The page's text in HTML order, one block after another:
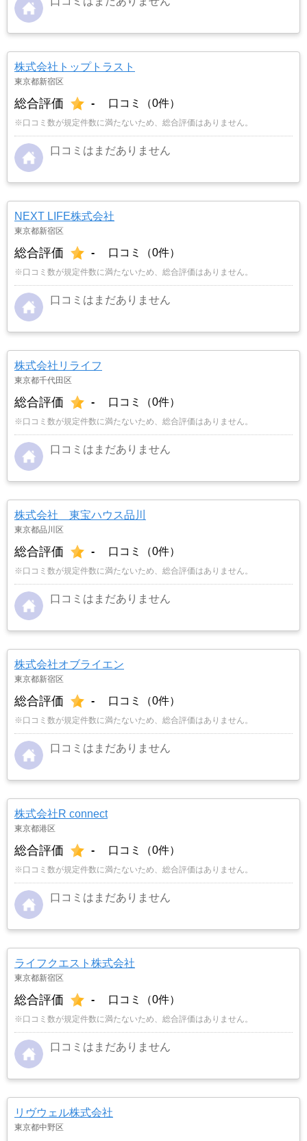
株式会社トップトラスト
東京都新宿区
総合評価 - 口コミ（0件）
※口コミ数が規定件数に満たないため、総合評価はありません。
口コミはまだありません
NEXT LIFE株式会社
東京都新宿区
総合評価 - 口コミ（0件）
※口コミ数が規定件数に満たないため、総合評価はありません。
口コミはまだありません
株式会社リライフ
東京都千代田区
総合評価 - 口コミ（0件）
※口コミ数が規定件数に満たないため、総合評価はありません。
口コミはまだありません
株式会社 東宝ハウス品川
東京都品川区
総合評価 - 口コミ（0件）
※口コミ数が規定件数に満たないため、総合評価はありません。
口コミはまだありません
株式会社オブライエン
東京都新宿区
総合評価 - 口コミ（0件）
※口コミ数が規定件数に満たないため、総合評価はありません。
口コミはまだありません
株式会社R connect
東京都港区
総合評価 - 口コミ（0件）
※口コミ数が規定件数に満たないため、総合評価はありません。
口コミはまだありません
ライフクエスト株式会社
東京都新宿区
総合評価 - 口コミ（0件）
※口コミ数が規定件数に満たないため、総合評価はありません。
口コミはまだありません
リヴウェル株式会社
東京都中野区